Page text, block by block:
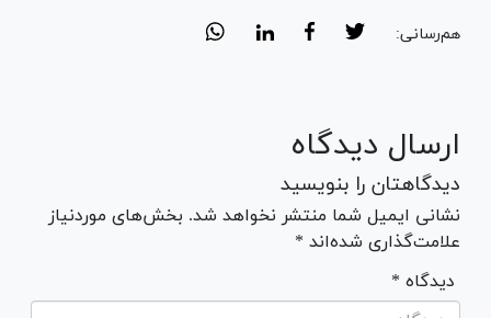
هم‌رسانی:
ارسال دیدگاه
دیدگاهتان را بنویسید
نشانی ایمیل شما منتشر نخواهد شد. بخش‌های موردنیاز
علامت‌گذاری شده‌اند *
* دیدگاه